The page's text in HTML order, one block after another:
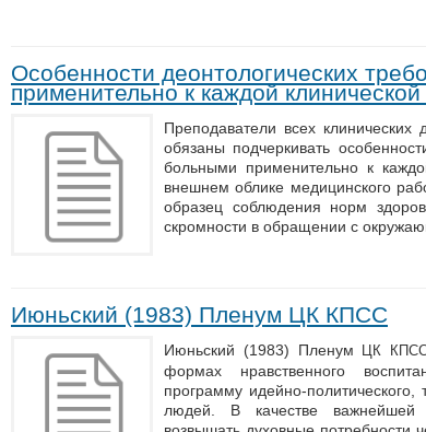
Особенности деонтологических
применительно к каждой
Преподаватели всех
обязаны подчеркивать
больными применительно к
внешнем облике медицинского
образец соблюдения норм
скромности в обращении с
Июньский (1983) Пленум ЦК КПСС
Июньский (1983) Пленум ЦК
формах нравственного
программу идейно-политического,
людей. В качестве важнейшей